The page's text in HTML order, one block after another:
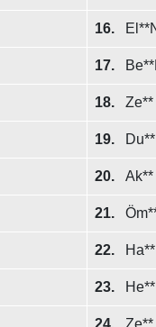
16.
17.
18.
19.
20. Ak**
21.
22.
23.
24. Ze**